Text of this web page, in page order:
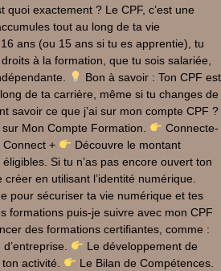
quoi exactement ? Le CPF, c’est une
tout au long de ta vie
ans (ou 15 ans si tu es apprentie), tu
à la formation, que tu sois salariée,
Bon à savoir : Ton CPF est
de ta carrière, même si tu changes de
savoir ce que j’ai sur mon compte CPF ?
sur Mon Compte Formation.
Connecte-
+
Découvre le montant
Si tu n’as pas encore ouvert ton
en utilisant l’identité numérique.
pour sécuriser ta vie numérique et tes
formations puis-je suivre avec mon CPF
des formations certifiantes, comme :
Le développement de
activité.
Le Bilan de Compétences.